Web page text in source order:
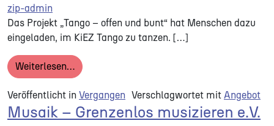
zip-admin
Das Projekt „Tango – offen und bunt“ hat Menschen dazu
eingeladen, im KiEZ Tango zu tanzen. […]
Weiterlesen… from Tango – offen und bunt!
Veröffentlicht in Vergangen Verschlagwortet mit Angebot
Musaik – Grenzenlos musizieren e.V.